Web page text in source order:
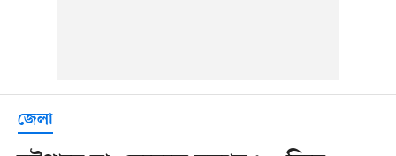
জেলা